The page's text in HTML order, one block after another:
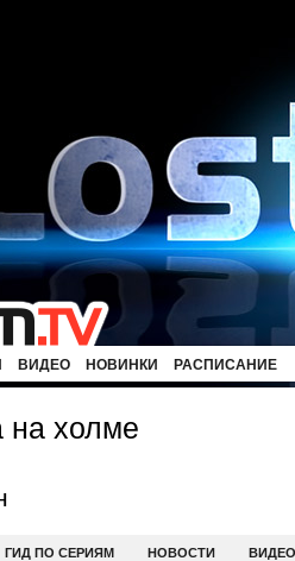
ВИДЕО НОВИНКИ РАСПИСАНИЕ
на холме
ГИД ПО СЕРИЯМ НОВОСТИ ВИДЕО